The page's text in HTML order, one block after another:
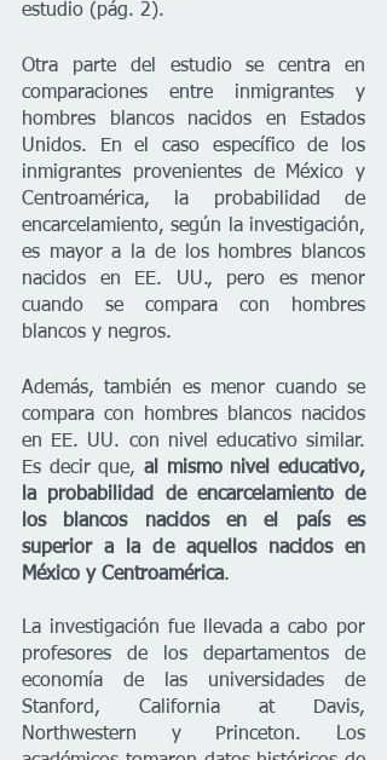
estudio (pág. 2).
Otra parte del estudio se centra en
comparaciones entre inmigrantes y
hombres blancos nacidos en Estados
Unidos. En el caso específico de los
inmigrantes provenientes de México y
Centroamérica, la probabilidad de
encarcelamiento, según la investigación,
es mayor a la de los hombres blancos
nacidos en EE. UU., pero es menor
cuando se compara con hombres
blancos y negros.
Además, también es menor cuando se
compara con hombres blancos nacidos
en EE. UU. con nivel educativo similar.
Es decir que, al mismo nivel educativo,
la probabilidad de encarcelamiento de
los blancos nacidos en el país es
superior a la de aquellos nacidos en
México y Centroamérica.
La investigación fue llevada a cabo por
profesores de los departamentos de
economía de las universidades de
Stanford, California at Davis,
Northwestern y Princeton. Los